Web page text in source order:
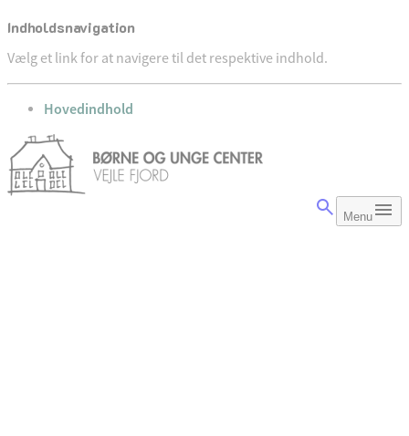
Indholdsnavigation
Vælg et link for at navigere til det respektive indhold.
gå til
Hovedindhold
Menu